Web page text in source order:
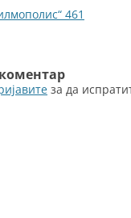
er
461
за да